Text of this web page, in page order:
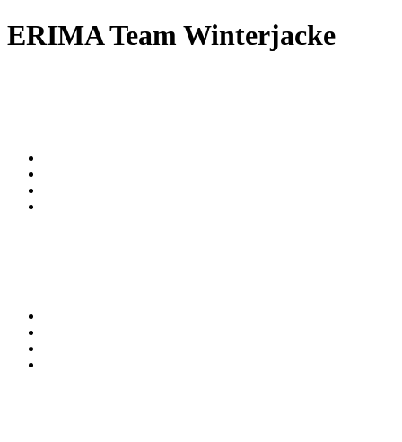
ERIMA Team Winterjacke